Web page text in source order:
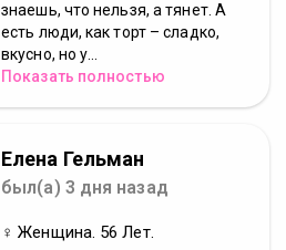
знаешь, что нельзя, а тянет. А
есть люди, как торт – сладко,
вкусно, но у...
Показать полностью
Елена Гельман
был(а) 3 дня назад
♀ Женщина. 56 Лет.